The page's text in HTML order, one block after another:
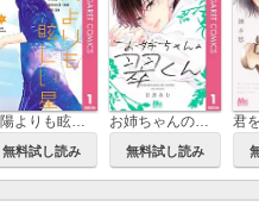
太陽よりも眩しい星
無料試し読み
お姉ちゃんの翠くん
無料試し読み